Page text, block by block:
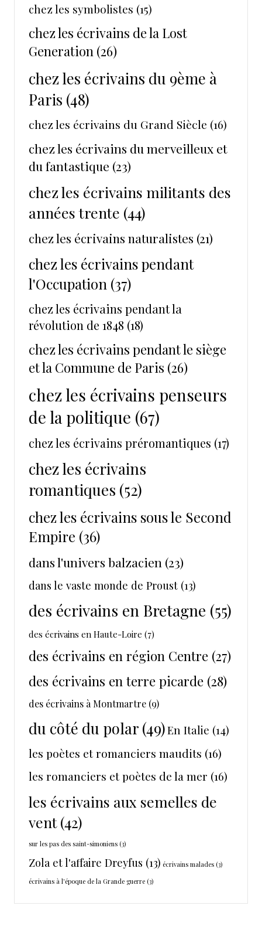
chez les symbolistes (15)
chez les écrivains de la Lost
Generation (26)
chez les écrivains du 9ème à
Paris (48)
chez les écrivains du Grand Siècle (16)
chez les écrivains du merveilleux et
du fantastique (23)
chez les écrivains militants des
années trente (44)
chez les écrivains naturalistes (21)
chez les écrivains pendant
l'Occupation (37)
chez les écrivains pendant la
révolution de 1848 (18)
chez les écrivains pendant le siège
et la Commune de Paris (26)
chez les écrivains penseurs
de la politique (67)
chez les écrivains préromantiques (17)
chez les écrivains
romantiques (52)
chez les écrivains sous le Second
Empire (36)
dans l'univers balzacien (23)
dans le vaste monde de Proust (13)
des écrivains en Bretagne (55)
des écrivains en Haute-Loire (7)
des écrivains en région Centre (27)
des écrivains en terre picarde (28)
des écrivains à Montmartre (9)
du côté du polar (49)En Italie (14)
les poètes et romanciers maudits (16)
les romanciers et poètes de la mer (16)
les écrivains aux semelles de
vent(42)
sur les pas des saint-simoniens (3)
Zola et l'affaire Dreyfus (13) écrivains malades (3)
écrivains à l'époque de la Grande guerre (3)